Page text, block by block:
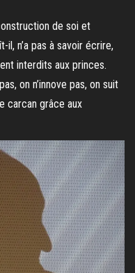
de soi et
il, n’a pas à savoir écrire,
interdits aux princes.
on n’innove pas, on suit
carcan grâce aux